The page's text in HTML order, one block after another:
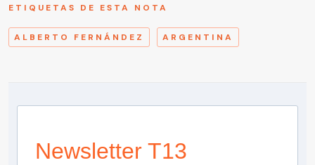
ETIQUETAS DE ESTA NOTA
ALBERTO FERNÁNDEZ ARGENTINA
Newsletter T13